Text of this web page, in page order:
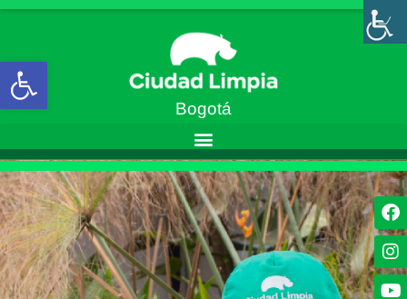
Abrir barra de herramientas
Bogotá